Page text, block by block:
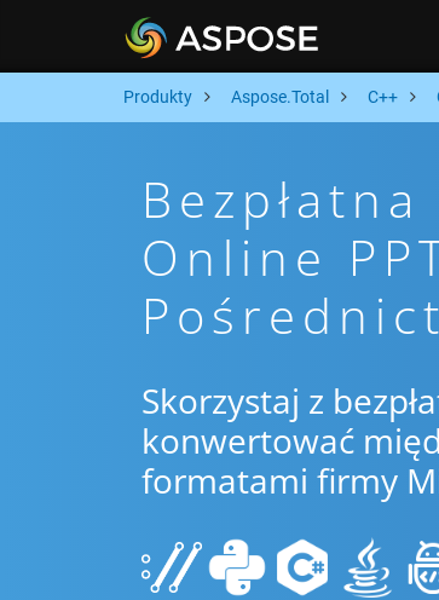
Produkty Aspose.Total C++
Online
Skorzystaj z
konwertować
formatami firmy